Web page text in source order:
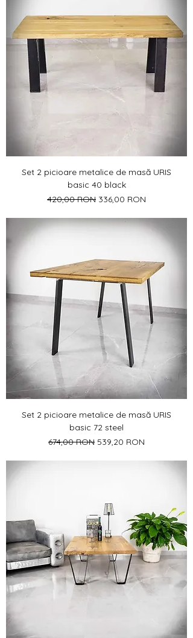
Set 2 picioare metalice de masă URIS
basic 40 black
Preț normal
420,00 RON Preț redus
336,00 RON
Set 2 picioare metalice de masă URIS
basic 72 steel
Preț normal
674,00 RON Preț redus
539,20 RON